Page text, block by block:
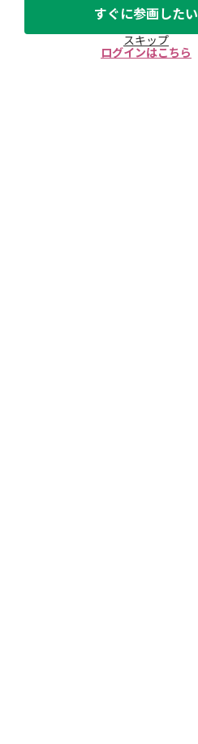
すぐに参画したい
スキップ
ログインはこちら